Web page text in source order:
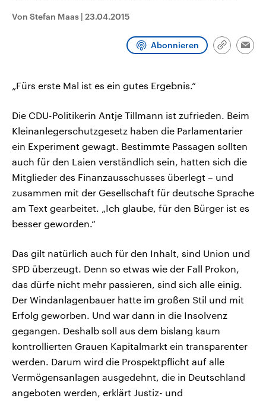
und Hintergründe zu den Parteien
und Kandidaten der anstehenden
Sendungen Programm
Von Stefan Maas | 23.04.2015
Abonnieren
Link
„Fürs erste Mal ist es ein gutes Ergebnis.“
Die CDU-Politikerin Antje Tillmann ist zufrieden. Beim
Kleinanlegerschutzgesetz haben die Parlamentarier
ein Experiment gewagt. Bestimmte Passagen sollten
auch für den Laien verständlich sein, hatten sich die
Mitglieder des Finanzausschusses überlegt – und
zusammen mit der Gesellschaft für deutsche Sprache
am Text gearbeitet. „Ich glaube, für den Bürger ist es
besser geworden.“
Das gilt natürlich auch für den Inhalt, sind Union und
SPD überzeugt. Denn so etwas wie der Fall Prokon,
das dürfe nicht mehr passieren, sind sich alle einig.
Der Windanlagenbauer hatte im großen Stil und mit
Erfolg geworben. Und war dann in die Insolvenz
gegangen. Deshalb soll aus dem bislang kaum
kontrollierten Grauen Kapitalmarkt ein transparenter
werden. Darum wird die Prospektpflicht auf alle
Vermögensanlagen ausgedehnt, die in Deutschland
angeboten werden, erklärt Justiz- und